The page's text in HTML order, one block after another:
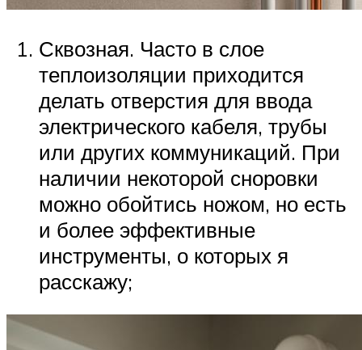
Сквозная. Часто в слое
теплоизоляции приходится
делать отверстия для ввода
электрического кабеля, трубы
или других коммуникаций. При
наличии некоторой сноровки
можно обойтись ножом, но есть
и более эффективные
инструменты, о которых я
расскажу;